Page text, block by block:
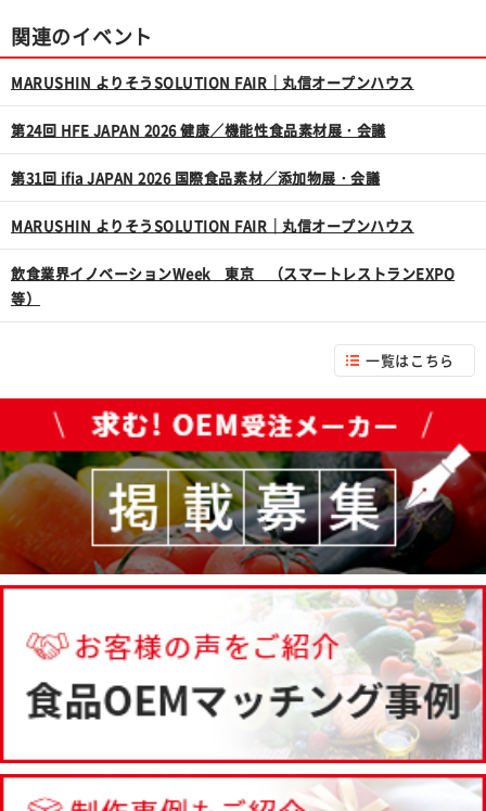
関連のイベント
MARUSHIN よりそうSOLUTION FAIR｜丸信オープンハウス
第24回 HFE JAPAN 2026 健康／機能性食品素材展・会議
第31回 ifia JAPAN 2026 国際食品素材／添加物展・会議
MARUSHIN よりそうSOLUTION FAIR｜丸信オープンハウス
飲食業界イノベーションWeek 東京 （スマートレストランEXPO
等）
一覧はこちら